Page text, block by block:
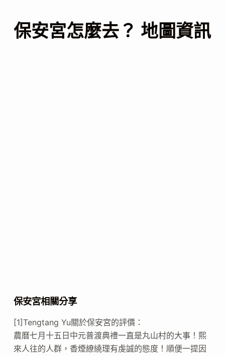
保安宮怎麼去？ 地圖資訊
保安宮相關分享
[1]Tengtang Yu關於保安宮的評價：
農曆七月十五日中元普渡典禮一直是丸山村的大事！熙
來人往的人群，香煙繚繞理有虔誠的態度！順便一提因